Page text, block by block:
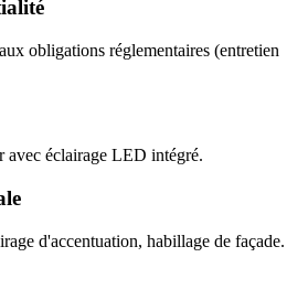
obligations réglementaires (entretien
avec éclairage LED intégré.
d'accentuation, habillage de façade.